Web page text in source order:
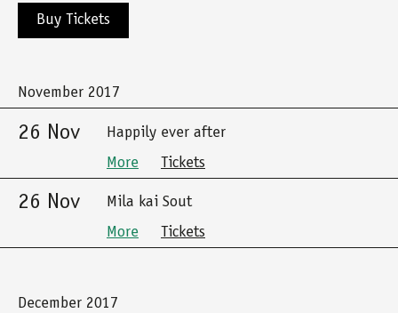
Buy Tickets
November 2017
26 Nov
Happily ever after
More
Tickets
26 Nov
Mila kai Sout
More
Tickets
December 2017